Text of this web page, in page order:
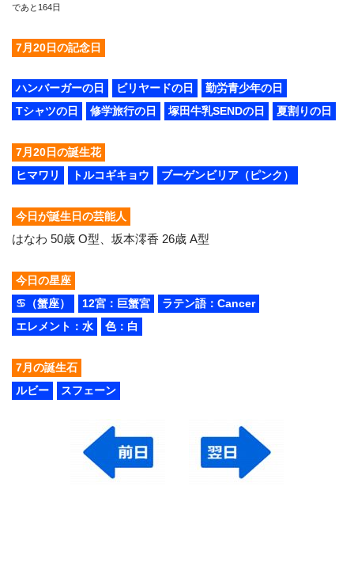
であと164日
7月20日の記念日
ハンバーガーの日 ビリヤードの日
勤労青少年の日
Tシャツの日
修学旅行の日 塚田牛乳SENDの日 夏割りの日
7月20日の誕生花
ヒマワリ
トルコギキョウ ブーゲンビリア（ピンク）
今日が誕生日の芸能人
はなわ 50歳 O型、坂本澪香 26歳 A型
今日の星座
♋（蟹座）
12宮：巨蟹宮
ラテン語：Cancer
エレメント：水
色：白
7月の誕生石
ルビー
スフェーン